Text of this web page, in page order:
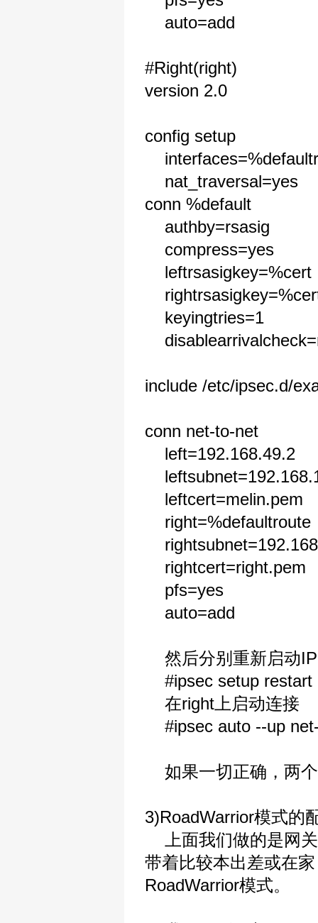
auto=add
#Right(right)
version 2.0
config setup
nat_traversal=yes
conn %default
authby=rsasig
compress=yes
leftrsasigkey=%cert
keyingtries=1
include /etc/ipsec.d/
conn net-to-net
left=192.168.49.2
leftcert=melin.pem
right=%defaultroute
rightcert=right.pem
pfs=yes
auto=add
然后分别重新启动
#ipsec setup restart
在right上启动连接
#ipsec auto --up
如果一切正确，两
3)RoadWarrior模式的
上面我们做的是网关
带着比较本出差或在
RoadWarrior模式。